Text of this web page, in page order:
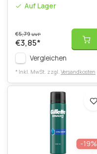
Auf Lager
€5,79UVP
€3,85*
Vergleichen
* Inkl. MwSt. zzgl. Versandkosten
-19%